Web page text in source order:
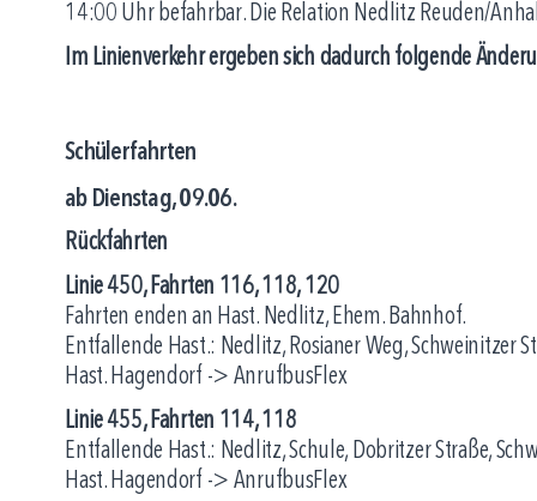
14:00 Uhr befahrbar. Die Relation Nedlitz Reuden/
Im Linienverkehr ergeben sich dadurch folgende
Schülerfahrten
ab Dienstag, 09.06.
Rückfahrten
Linie 450, Fahrten 116, 118, 120
Fahrten enden an Hast. Nedlitz, Ehem. Bahnhof.
Entfallende Hast.: Nedlitz, Rosianer Weg, Schweinitzer
Hast. Hagendorf -> AnrufbusFlex
Linie 455, Fahrten 114, 118
Entfallende Hast.: Nedlitz, Schule, Dobritzer Straße,
Hast. Hagendorf -> AnrufbusFlex